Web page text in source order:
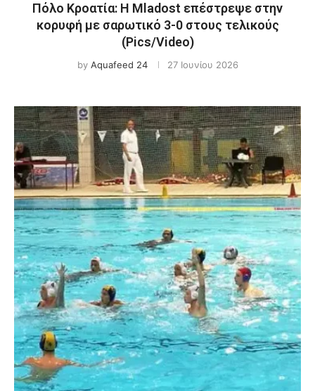
Πόλο Κροατία: Η Mladost επέστρεψε στην
κορυφή με σαρωτικό 3-0 στους τελικούς
(Pics/Video)
by Aquafeed 24 27 Ιουνίου 2026